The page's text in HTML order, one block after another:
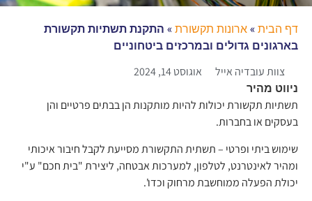
דף הבית»ארונות תקשורת» התקנת תשתיות תקשורת
בארגונים גדולים ובמרכזים ביטחוניים
צוות עובדיה אייל
אוגוסט 14, 2024
ניווט מהיר
תשתיות תקשורת יכולות להיות מותקנות הן בבתים פרטיים והן
בעסקים או בחברות.
שימוש ביתי ופרטי – תשתית התקשורת מסייעת לקבל חיבור איכותי
ומהיר לאינטרנט, לטלפון, למערכות אבטחה, ליצירת "בית חכם" ע"י
יכולת הפעלה ממוחשבת מרחוק וכדו'.